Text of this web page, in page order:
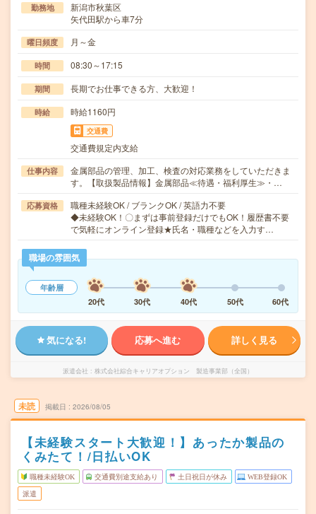
勤務地
新潟市秋葉区
矢代田駅から車7分
曜日頻度 月～金
時間 08:30～17:15
期間 長期でお仕事できる方、大歓迎！
時給 時給1160円
交通費
交通費規定内支給
仕事内容
金属部品の管理、加工、検査の対応業務をしていただきま
す。【取扱製品情報】金属部品≪待遇・福利厚生≫・…
応募資格
職種未経験OK / ブランクOK / 英語力不要
◆未経験OK！〇まずは事前登録だけでもOK！履歴書不要
で気軽にオンライン登録★氏名・職種などを入力す…
職場の雰囲気
年齢層
20代
30代 40代 50代 60代
気になる! 応募へ進む 詳しく見る
派遣会社 株式会社綜合キャリアオプション 製造事業部（全国）
未読 掲載日 2026/08/05
【未経験スタート大歓迎！】あったか製品の
くみたて！/日払いOK
職種未経験OK 交通費別途支給あり 土日祝日が休み WEB登録OK
派遣